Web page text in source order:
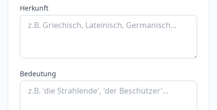
Herkunft
Bedeutung